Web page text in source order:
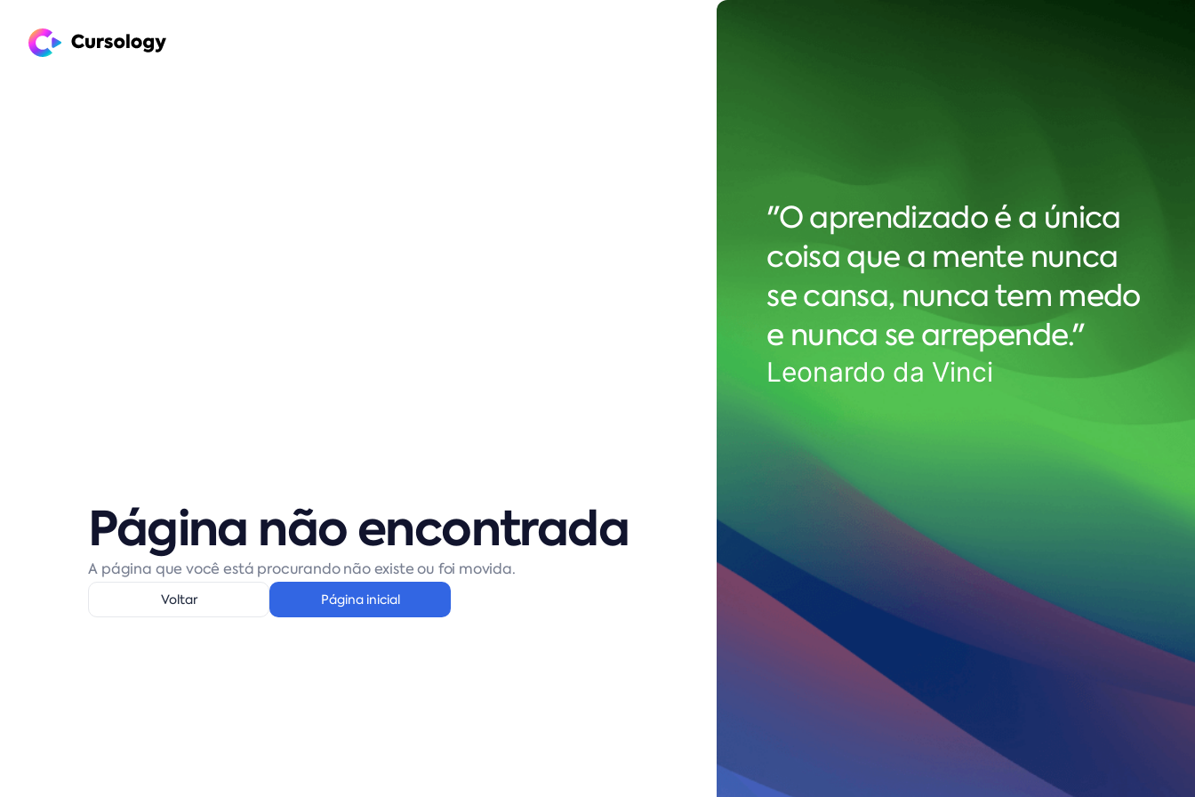
Página não encontrada
A página que você está procurando não existe ou foi movida.
Voltar Página inicial